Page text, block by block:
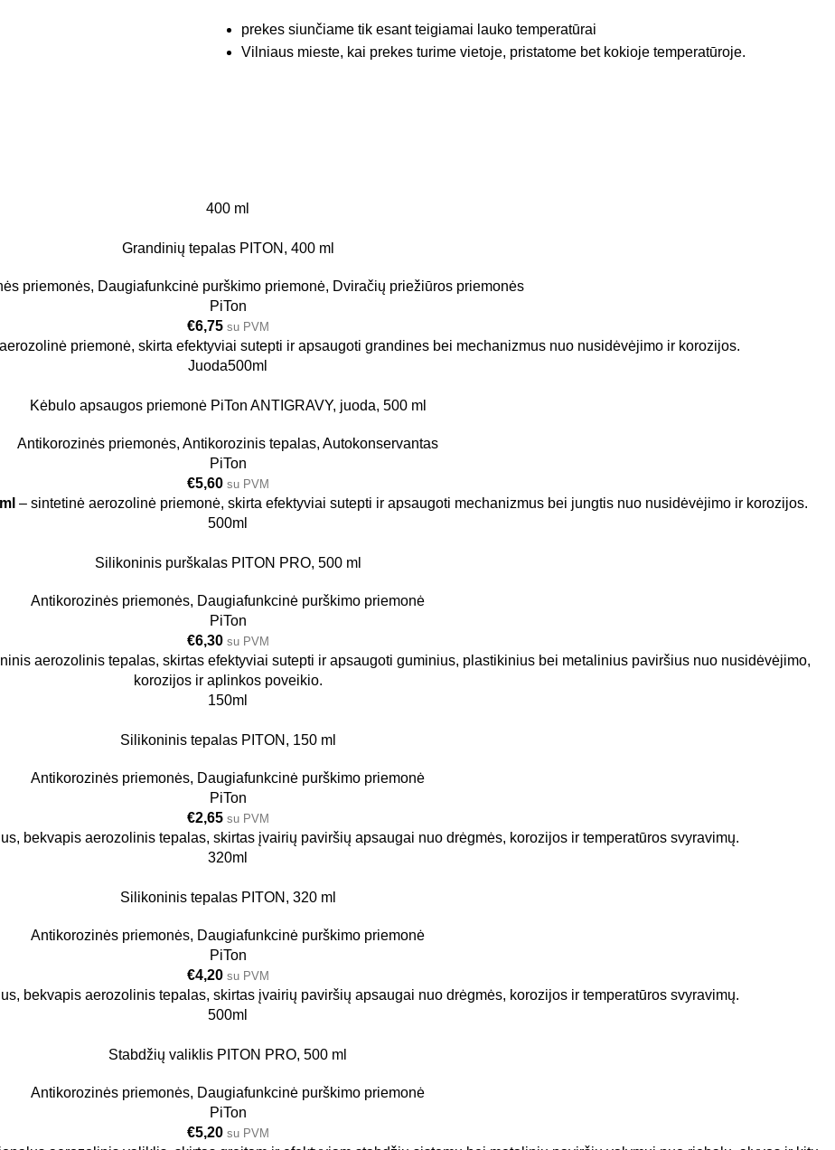
prekes siunčiame tik esant teigiamai lauko temperatūrai
Vilniaus mieste, kai prekes turime vietoje, pristatome bet kokioje temperatūroje.
400 ml
Grandinių tepalas PITON, 400 ml
priemonės, Daugiafunkcinė purškimo priemonė, Dviračių priežiūros priemonės
PiTon
€6,75 su PVM
priemonė, skirta efektyviai sutepti ir apsaugoti grandines bei mechanizmus nuo nusidėvėjimo ir korozijos.
Juoda500ml
Kėbulo apsaugos priemonė PiTon ANTIGRAVY, juoda, 500 ml
Antikorozinės priemonės, Antikorozinis tepalas, Autokonservantas
PiTon
€5,60 su PVM
– sintetinė aerozolinė priemonė, skirta efektyviai sutepti ir apsaugoti mechanizmus bei jungtis nuo nusidėvėjimo ir korozijos.
500ml
Silikoninis purškalas PITON PRO, 500 ml
Antikorozinės priemonės, Daugiafunkcinė purškimo priemonė
PiTon
€6,30 su PVM
aerozolinis tepalas, skirtas efektyviai sutepti ir apsaugoti guminius, plastikinius bei metalinius paviršius nuo nusidėvėjimo,
korozijos ir aplinkos poveikio.
150ml
Silikoninis tepalas PITON, 150 ml
Antikorozinės priemonės, Daugiafunkcinė purškimo priemonė
PiTon
€2,65 su PVM
bekvapis aerozolinis tepalas, skirtas įvairių paviršių apsaugai nuo drėgmės, korozijos ir temperatūros svyravimų.
320ml
Silikoninis tepalas PITON, 320 ml
Antikorozinės priemonės, Daugiafunkcinė purškimo priemonė
PiTon
€4,20 su PVM
bekvapis aerozolinis tepalas, skirtas įvairių paviršių apsaugai nuo drėgmės, korozijos ir temperatūros svyravimų.
500ml
Stabdžių valiklis PITON PRO, 500 ml
Antikorozinės priemonės, Daugiafunkcinė purškimo priemonė
PiTon
€5,20 su PVM